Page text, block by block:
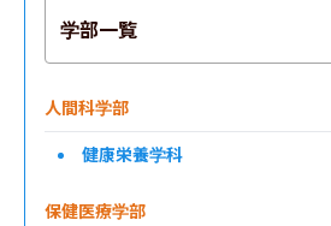
学部一覧
人間科学部
健康栄養学科
保健医療学部